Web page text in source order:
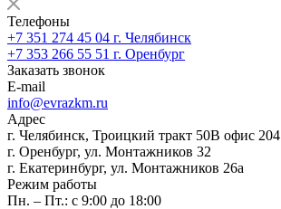
Телефоны
+7 351 274 45 04 г. Челябинск
+7 353 266 55 51 г. Оренбург
Заказать звонок
E-mail
info@evrazkm.ru
Адрес
г. Челябинск, Троицкий тракт 50В офис 204
г. Оренбург, ул. Монтажников 32
г. Екатеринбург, ул. Монтажников 26а
Режим работы
Пн. – Пт.: с 9:00 до 18:00